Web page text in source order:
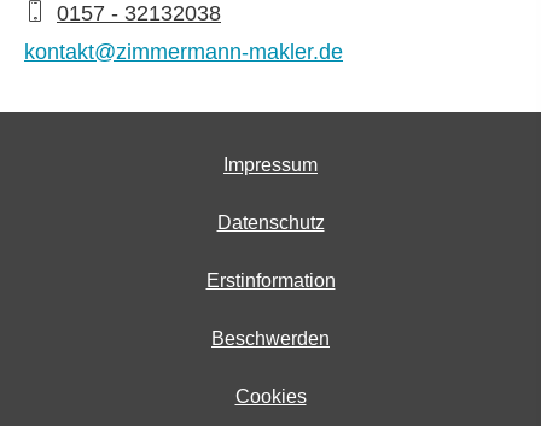
0157 - 32132038
kontakt@zimmermann-makler.de
Impressum
Datenschutz
Erstinformation
Beschwerden
Cookies